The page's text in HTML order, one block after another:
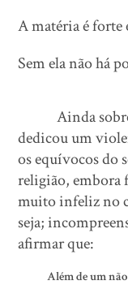
A matéria é forte
Sem ela não há
Ainda sobre
dedicou um
os equívocos do
religião, embora
muito infeliz no
seja;
afirmar que:
Além de um